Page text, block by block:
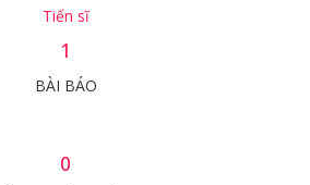
Tiến sĩ
1
BÀI BÁO
0